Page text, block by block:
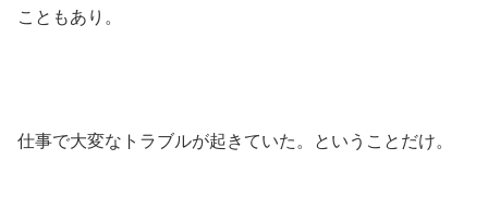
こともあり。
仕事で大変なトラブルが起きていた。ということだけ。